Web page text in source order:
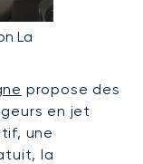
La
propose des
en jet
une
la